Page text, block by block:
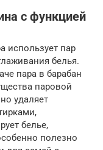
с функцией
использует пар
белья.
пара в барабан
паровой
удаляет
белье,
полезно